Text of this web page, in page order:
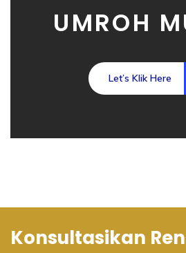
UMROH
Let’s Klik Here
Konsultasikan